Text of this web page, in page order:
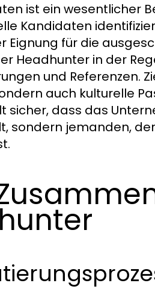
ist ein wesentlicher
Kandidaten
Eignung für die
Headhunter in der
und Referenzen.
auch kulturelle
sicher, dass das
sondern jemanden,